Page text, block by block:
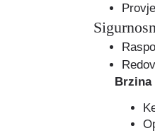
Brzina